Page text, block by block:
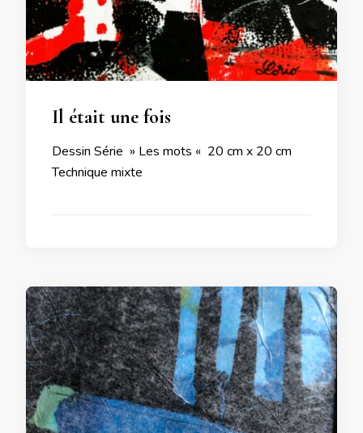
Il était une fois
Dessin Série » Les mots « 20 cm x 20 cm
Technique mixte